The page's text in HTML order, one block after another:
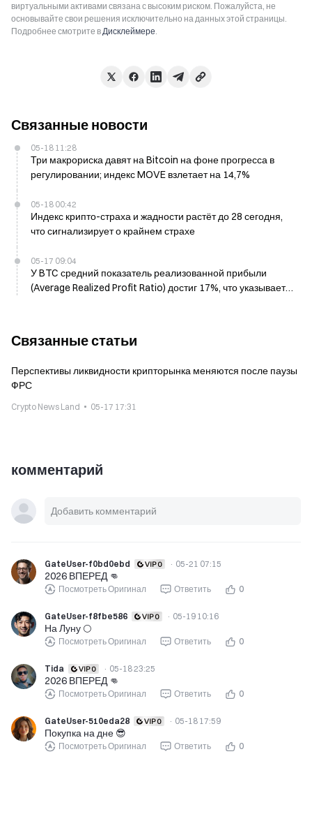
виртуальными активами связана с высоким риском. Пожалуйста, не
основывайте свои решения исключительно на данных этой страницы.
Подробнее смотрите вДисклеймере.
Связанные новости
05-18 11:28
Три макрориска давят на Bitcoin на фоне прогресса в
регулировании; индекс MOVE взлетает на 14,7%
05-18 00:42
Индекс крипто-страха и жадности растёт до 28 сегодня,
что сигнализирует о крайнем страхе
05-17 09:04
У BTC средний показатель реализованной прибыли
(Average Realized Profit Ratio) достиг 17%, что указывает
Связанные статьи
Перспективы ликвидности крипторынка меняются после паузы
ФРС
Crypto News Land 05-17 17:31
комментарий
GateUser-f0bd0ebd · 05-21 07:15
2026 ВПЕРЕД 👊
Посмотреть Оригинал Ответить 0
GateUser-f8fbe586 · 05-19 10:16
На Луну 🌕
Посмотреть Оригинал Ответить 0
Tida · 05-18 23:25
2026 ВПЕРЕД 👊
Посмотреть Оригинал Ответить 0
GateUser-510eda28 · 05-18 17:59
Покупка на дне 😎
Посмотреть Оригинал Ответить 0